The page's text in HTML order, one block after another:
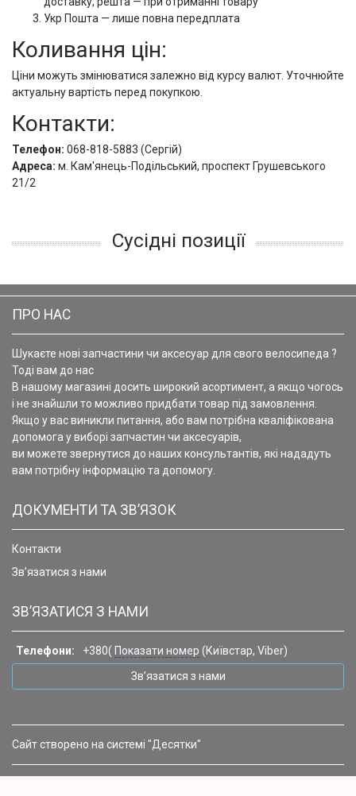
Укр Пошта — лише повна передплата
Коливання цін:
Ціни можуть змінюватися залежно від курсу валют. Уточнюйте
актуальну вартість перед покупкою.
Контакти:
Телефон: 068-818-5883 (Сергій)
Адреса: м. Кам'янець-Подільський, проспект Грушевського
21/2
Сусідні позиції
ПРО НАС
Шукаєте нові запчастини чи аксесуар для свого велосипеда ?
Тоді вам до нас
В нашому магазині досить широкий асортимент, а якщо чогось
і не знайшли то можливо придбати товар під замовлення.
Якщо у вас виникли питання, або вам потрібна кваліфікована
допомога у виборі запчастин чи аксесуарів,
ви можете звернутися до наших консультантів, які нададуть
вам потрібну інформацію та допомогу.
ДОКУМЕНТИ ТА ЗВ’ЯЗОК
Контакти
Зв’язатися з нами
ЗВ’ЯЗАТИСЯ З НАМИ
Телефони: +380( Показати номер (Київстар, Viber)
Зв’язатися з нами
Сайт створено на системі "Десятки"